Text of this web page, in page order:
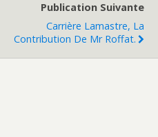
Publication Suivante
Carrière Lamastre, La
Contribution De Mr Roffat.